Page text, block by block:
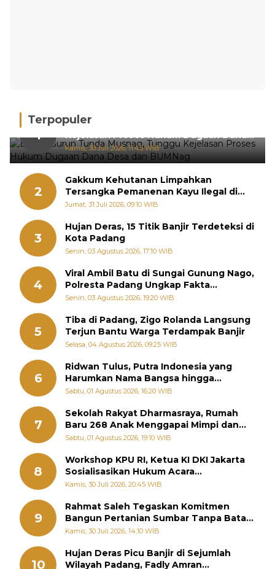
Terpopuler
1
BPRN Gurun Tunda Musnag, Tunggu
Kejelasan Proses Hukum Dugaan Dana
Desa dan BUMNag
Kamis, 30 Juli 2026, 11:45 WIB
2
Gakkum Kehutanan Limpahkan
Tersangka Pemanenan Kayu Ilegal di
Sariak Bayang ke Kejari Solok
Jumat, 31 Juli 2026, 09:10 WIB
3
Hujan Deras, 15 Titik Banjir Terdeteksi di
Kota Padang
Senin, 03 Agustus 2026, 17:10 WIB
4
Viral Ambil Batu di Sungai Gunung Nago,
Polresta Padang Ungkap Fakta
Sebenarnya
Senin, 03 Agustus 2026, 19:20 WIB
5
Tiba di Padang, Zigo Rolanda Langsung
Terjun Bantu Warga Terdampak Banjir
Selasa, 04 Agustus 2026, 09:25 WIB
6
Ridwan Tulus, Putra Indonesia yang
Harumkan Nama Bangsa hingga
Diabadikan dalam Buku Jepang
Sabtu, 01 Agustus 2026, 16:20 WIB
7
Sekolah Rakyat Dharmasraya, Rumah
Baru 268 Anak Menggapai Mimpi dan
Memutus Rantai Kemiskinan
Sabtu, 01 Agustus 2026, 19:10 WIB
8
Workshop KPU RI, Ketua KI DKI Jakarta
Sosialisasikan Hukum Acara
Penyelesaian Sengketa Informasi Publik
Kamis, 30 Juli 2026, 20:45 WIB
9
Rahmat Saleh Tegaskan Komitmen
Bangun Pertanian Sumbar Tanpa Batas
Wilayah Dapil
Kamis, 30 Juli 2026, 14:10 WIB
10
Hujan Deras Picu Banjir di Sejumlah
Wilayah Padang, Fadly Amran